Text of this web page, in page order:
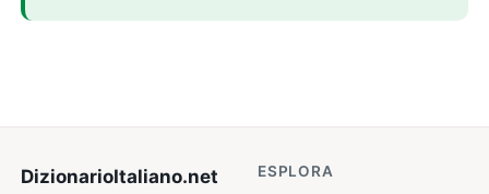
DizionarioItaliano.net ESPLORA